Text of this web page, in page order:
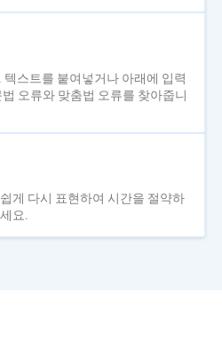
스트를 붙여넣거나 아래에 입력
오류와 맞춤법 오류를 찾아줍니
게 다시 표현하여 시간을 절약하
요.